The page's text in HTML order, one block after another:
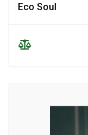
Eco Soul